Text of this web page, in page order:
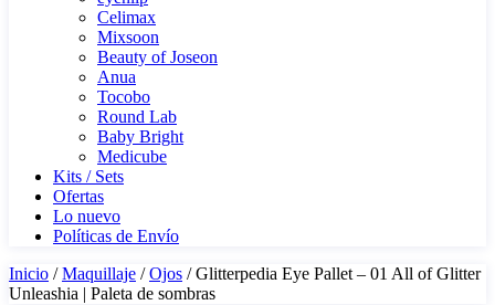
Celimax
Mixsoon
Beauty of Joseon
Anua
Tocobo
Round Lab
Baby Bright
Medicube
Kits / Sets
Ofertas
Lo nuevo
Políticas de Envío
Inicio /Maquillaje /Ojos / Glitterpedia Eye Pallet – 01 All of Glitter
Unleashia | Paleta de sombras